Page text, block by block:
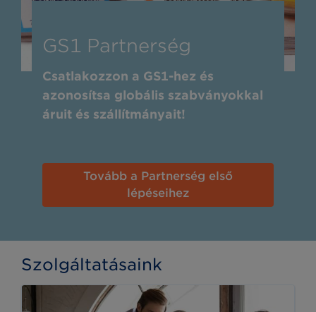
GS1 Partnerség
Csatlakozzon a GS1-hez és
azonosítsa globális szabványokkal
áruit és szállítmányait!
Tovább a Partnerség első
lépéseihez
Szolgáltatásaink